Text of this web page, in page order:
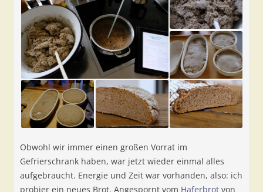
Obwohl wir immer einen großen Vorrat im
Gefrierschrank haben, war jetzt wieder einmal alles
aufgebraucht. Energie und Zeit war vorhanden, also: ich
probier ein neues Brot. Angespornt vom Haferbrot von